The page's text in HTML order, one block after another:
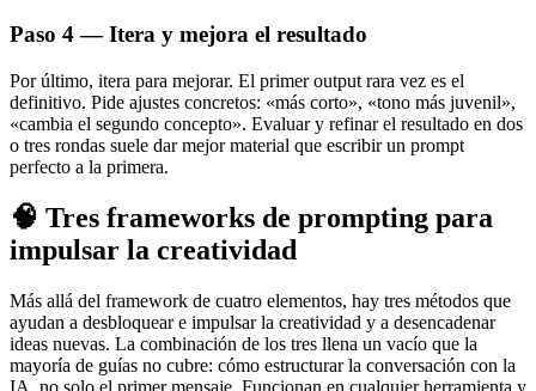
Paso 4 — Itera y mejora el resultado
Por último, itera para mejorar. El primer output rara vez es el
definitivo. Pide ajustes concretos: «más corto», «tono más juvenil»,
«cambia el segundo concepto». Evaluar y refinar el resultado en dos
o tres rondas suele dar mejor material que escribir un prompt
perfecto a la primera.
🧠 Tres frameworks de prompting para
impulsar la creatividad
Más allá del framework de cuatro elementos, hay tres métodos que
ayudan a desbloquear e impulsar la creatividad y a desencadenar
ideas nuevas. La combinación de los tres llena un vacío que la
mayoría de guías no cubre: cómo estructurar la conversación con la
IA, no solo el primer mensaje. Funcionan en cualquier herramienta y